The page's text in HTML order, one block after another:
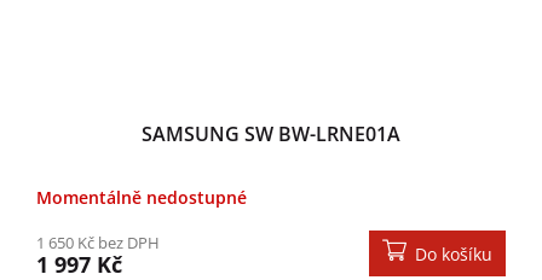
SAMSUNG SW BW-LRNE01A
Momentálně nedostupné
1 650 Kč bez DPH
1 997 Kč Do košíku